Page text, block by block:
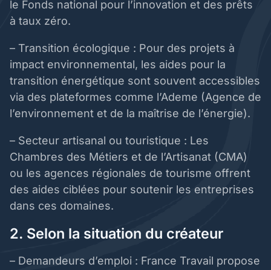
le Fonds national pour l’innovation et des prêts
à taux zéro.
– Transition écologique : Pour des projets à
impact environnemental, les aides pour la
transition énergétique sont souvent accessibles
via des plateformes comme l’Ademe (Agence de
l’environnement et de la maîtrise de l’énergie).
– Secteur artisanal ou touristique : Les
Chambres des Métiers et de l’Artisanat (CMA)
ou les agences régionales de tourisme offrent
des aides ciblées pour soutenir les entreprises
dans ces domaines.
2. Selon la situation du créateur
– Demandeurs d’emploi : France Travail propose